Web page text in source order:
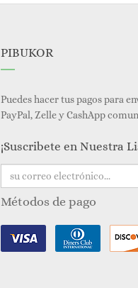
PIBUKOR
Puedes hacer tus pagos para
PayPal, Zelle y CashApp
¡Suscribete en Nuestra
Métodos de pago